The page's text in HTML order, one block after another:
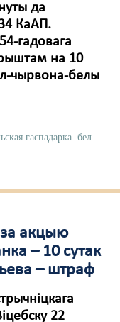
да
КаАП.
гадовага
на 10
чырвона-белы
гаспадарка бел–
акцыю
– 10 сутак
– штраф
22